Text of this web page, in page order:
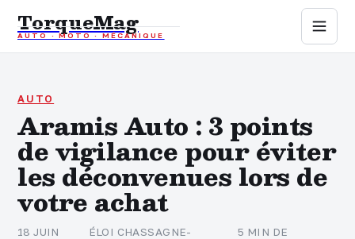
TorqueMag
AUTO · MOTO · MÉCANIQUE
Auto
Mécanique
Sports mécaniques
Assurance
AUTO
Aramis Auto : 3 points
de vigilance pour éviter
les déconvenues lors de
votre achat
18 JUIN
ÉLOI CHASSAGNE-
5 MIN DE